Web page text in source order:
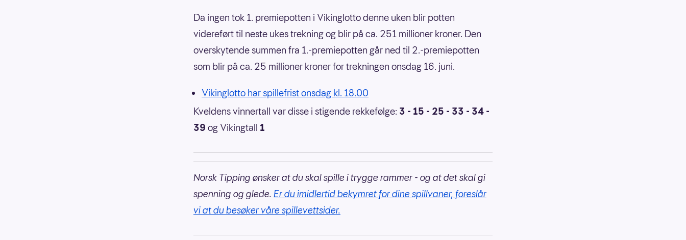
Da ingen tok 1. premiepotten i Vikinglotto denne uken blir potten
videreført til neste ukes trekning og blir på ca. 251 millioner kroner. Den
overskytende summen fra 1.-premiepotten går ned til 2.-premiepotten
som blir på ca. 25 millioner kroner for trekningen onsdag 16. juni.
Vikinglotto har spillefrist onsdag kl. 18.00
Kveldens vinnertall var disse i stigende rekkefølge: 3 - 15 - 25 - 33 - 34 -
39 og Vikingtall 1
Norsk Tipping ønsker at du skal spille i trygge rammer - og at det skal gi
spenning og glede. Er du imidlertid bekymret for dine spillvaner, foreslår
vi at du besøker våre spillevettsider.